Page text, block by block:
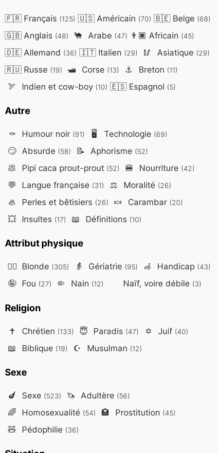
🇫🇷Français (125) 🇺🇸Américain (70) 🇧🇪Belge (68)
🇬🇧Anglais (48) 🐪 Arabe (47) 👨🏿 Africain (45)
🇩🇪Allemand (36) 🇮🇹Italien (29) 🥢 Asiatique (29)
🇷🇺Russe (19) 🛥️ Corse (13) ⚓ Breton (11)
🏹 Indien et cow-boy (10) 🇪🇸Espagnol (5)
Autre
⚰️ Humour noir (91) 🖥️ Technologie (69)
🙄 Absurde (58) 📝 Aphorisme (52)
💩 Pipi caca prout-prout (52) 🍔 Nourriture (42)
💬 Langue française (31) ⚖️ Moralité (26)
🦪 Perles et bêtisiers (26) 🍬 Carambar (20)
💥 Insultes (17) 📖 Définitions (10)
Attribut physique
👱‍♀️ Blonde (305) 👵 Gériatrie (95) 🦽 Handicap (43)
🤪 Fou (27) 🤏 Nain (12) Naïf, voire débile (3)
Religion
✝️ Chrétien (133) 😇 Paradis (47) ✡️ Juif (40)
📖 Biblique (19) ☪️ Musulman (12)
Sexe
🍆 Sexe (523) 🦄 Adultère (56)
🌈 Homosexualité (54) 🏩 Prostitution (45)
🧸 Pédophilie (36)